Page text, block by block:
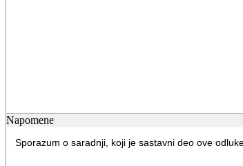
Napomene
Sporazum o saradnji, koji je sastavni deo ove